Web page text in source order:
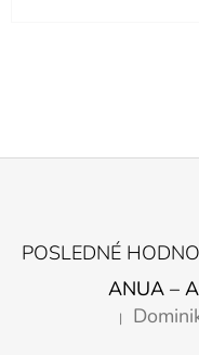
POSLEDNÉ
Hodnotenie
|